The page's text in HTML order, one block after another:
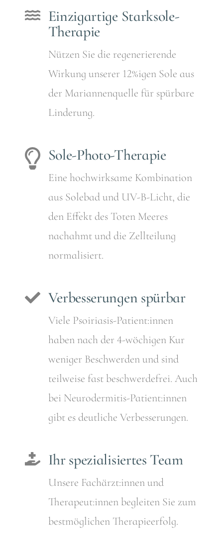
Einzigartige Starksole-
Therapie
Nützen Sie die regenerierende
Wirkung unserer 12%igen Sole aus
der Mariannenquelle für spürbare
Linderung.
Sole-Photo-Therapie
Eine hochwirksame Kombination
aus Solebad und UV-B-Licht, die
den Effekt des Toten Meeres
nachahmt und die Zellteilung
normalisiert.
Verbesserungen spürbar
Viele Psoiriasis-Patient:innen
haben nach der 4-wöchigen Kur
weniger Beschwerden und sind
teilweise fast beschwerdefrei. Auch
bei Neurodermitis-Patient:innen
gibt es deutliche Verbesserungen.
Ihr spezialisiertes Team
Unsere Fachärzt:innen und
Therapeut:innen begleiten Sie zum
bestmöglichen Therapieerfolg.